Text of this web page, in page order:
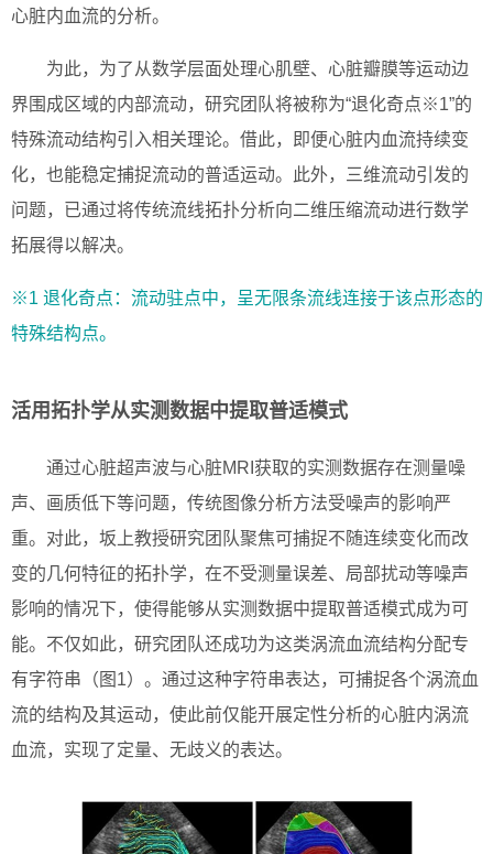
心脏内血流的分析。
为此，为了从数学层面处理心肌壁、心脏瓣膜等运动边
界围成区域的内部流动，研究团队将被称为“退化奇点※1”的
特殊流动结构引入相关理论。借此，即便心脏内血流持续变
化，也能稳定捕捉流动的普适运动。此外，三维流动引发的
问题，已通过将传统流线拓扑分析向二维压缩流动进行数学
拓展得以解决。
※1 退化奇点：流动驻点中，呈无限条流线连接于该点形态的
特殊结构点。
活用拓扑学从实测数据中提取普适模式
通过心脏超声波与心脏MRI获取的实测数据存在测量噪
声、画质低下等问题，传统图像分析方法受噪声的影响严
重。对此，坂上教授研究团队聚焦可捕捉不随连续变化而改
变的几何特征的拓扑学，在不受测量误差、局部扰动等噪声
影响的情况下，使得能够从实测数据中提取普适模式成为可
能。不仅如此，研究团队还成功为这类涡流血流结构分配专
有字符串（图1）。通过这种字符串表达，可捕捉各个涡流血
流的结构及其运动，使此前仅能开展定性分析的心脏内涡流
血流，实现了定量、无歧义的表达。